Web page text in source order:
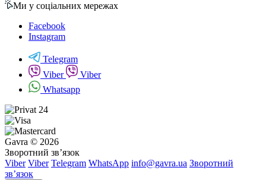
Ми у соціальних мережах
Facebook
Instagram
Telegram
Viber
Viber
Whatsapp
Gavra © 2026
Зворотний зв’язок
Viber Viber Telegram WhatsApp info@gavra.ua Зворотний
зв’язок